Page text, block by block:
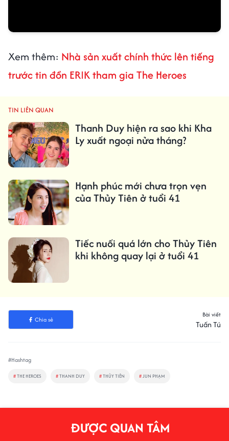
Xem thêm: Nhà sản xuất chính thức lên tiếng
trước tin đồn ERIK tham gia The Heroes
TIN LIÊN QUAN
Thanh Duy hiện ra sao khi Kha
Ly xuất ngoại nửa tháng?
Hạnh phúc mới chưa trọn vẹn
của Thủy Tiên ở tuổi 41
Tiếc nuối quá lớn cho Thủy Tiên
khi không quay lại ở tuổi 41
Chia sẻ
Bài viết
Tuấn Tú
#Hashtag
#THE HEROES #THANH DUY #THỦY TIÊN #JUN PHẠM
ĐƯỢC QUAN TÂM